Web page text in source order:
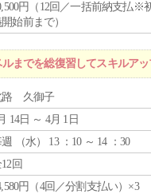
円（12回／一括前納支払※
始前まで）
までを総復習してスキルア
路 久御子
14日 ～ 4月 1日
（水） 13 ：10 ～ 14 ：30
回
円（4回／分割支払い）×3